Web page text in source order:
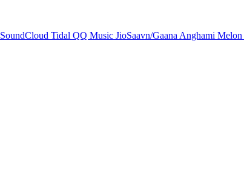
SoundCloud Tidal QQ Music JioSaavn/Gaana Anghami Melon